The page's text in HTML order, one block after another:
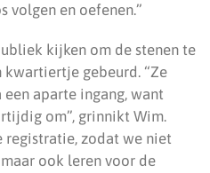
volgen en oefenen.”
kijken om de stenen te
kwartiertje gebeurd. “Ze
aparte ingang, want
om”, grinnikt Wim.
registratie, zodat we niet
ook leren voor de